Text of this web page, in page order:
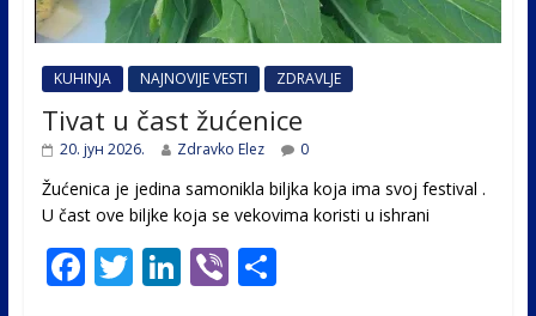
KUHINJA NAJNOVIJE VESTI ZDRAVLJE
Tivat u čast žućenice
20. јун 2026. Zdravko Elez 0
Žućenica je jedina samonikla biljka koja ima svoj festival .
U čast ovе biljke koja se vekovima koristi u ishrani
F T Li Vi S